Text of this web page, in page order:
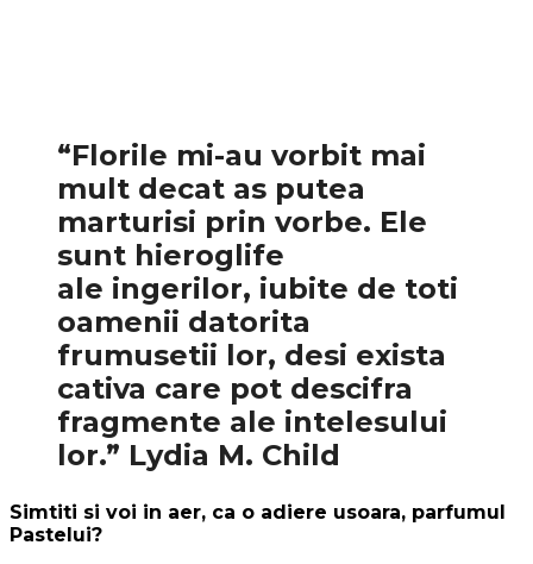
“Florile mi-au vorbit mai
mult decat as putea
marturisi prin vorbe. Ele
sunt hieroglife
ale ingerilor, iubite de toti
oamenii datorita
frumusetii lor, desi exista
cativa care pot descifra
fragmente ale intelesului
lor.” Lydia M. Child
Simtiti si voi in aer, ca o adiere usoara, parfumul
Pastelui?